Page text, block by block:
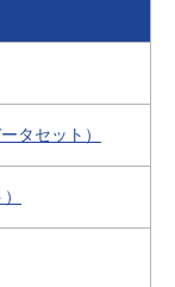
タセット）